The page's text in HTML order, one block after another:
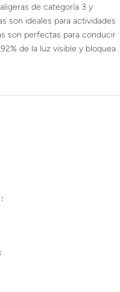
de categoría 3 y
son ideales para actividades
son perfectas para conducir
de la luz visible y bloquea